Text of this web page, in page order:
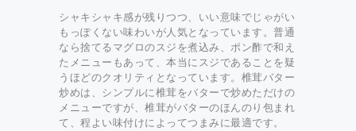
シャキシャキ感が残りつつ、いい意味でじゃがい
もっぽくない味わいが人気となっています。普通
なら捨てるマグロのスジを煮込み、ポン酢で和え
たメニューもあって、本当にスジであることを疑
うほどのクオリティとなっています。椎茸バター
炒めは、シンプルに椎茸をバターで炒めただけの
メニューですが、椎茸がバターのほんのり包まれ
て、程よい味付けによってつまみに最適です。